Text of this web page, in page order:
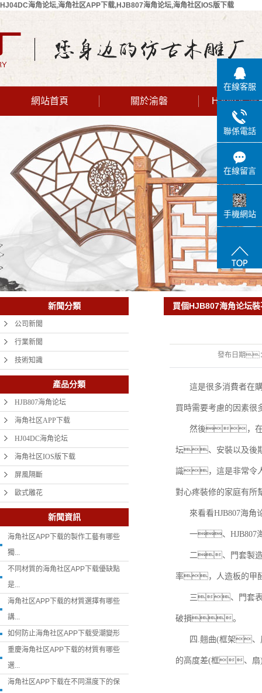
HJ04DC海角论坛,海角社区APP下载,HJB807海角论坛,海角社区IOS版下载
網站首頁 關於渝磐
公司簡介
聯係HJ04DC
海角论坛
HJ04DC海
新聞分類
公司新聞
行業新聞
技術知識
產品分類
HJB807海角论坛
海角社区APP下载
HJ04DC海角论坛
海角社区IOS版下载
屏風隔斷
歐式雕花
新聞資訊
海角社区APP下载的製作工藝有哪些
獨...
不同材質的海角社区APP下载優缺點
是...
海角社区APP下载的材質選擇有哪些
講...
如何防止海角社区APP下载受潮變形
重慶海角社区APP下载的材質有哪些
選...
海角社区APP下载在不同濕度下的保
買個HJB807海角论坛
發布日期
這是很多消費者在
買時需要考慮的因
然後，在
坛、安裝以及後
識，這是非常令
對心疼裝修的家庭有
來看看HJB807海
一、HJB807
二、門套製
率，人造板的甲
三、門套
破損。
四.翹曲(框架、
的高度差(框、扇
在線客服
聯係電話
在線留言
手機網站